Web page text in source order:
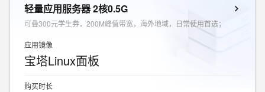
轻量应用服务器 2核0.5G
可叠300元学生券，200M峰值带宽，海外地域，日常使用首选；
应用镜像
宝塔Linux面板
购买时长